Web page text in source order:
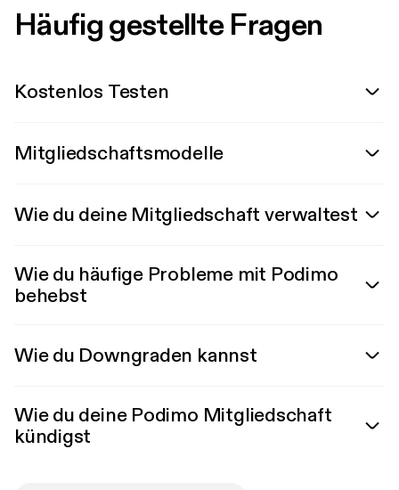
Häufig gestellte Fragen
Kostenlos Testen
Mitgliedschaftsmodelle
Wie du deine Mitgliedschaft verwaltest
Wie du häufige Probleme mit Podimo
behebst
Wie du Downgraden kannst
Wie du deine Podimo Mitgliedschaft
kündigst